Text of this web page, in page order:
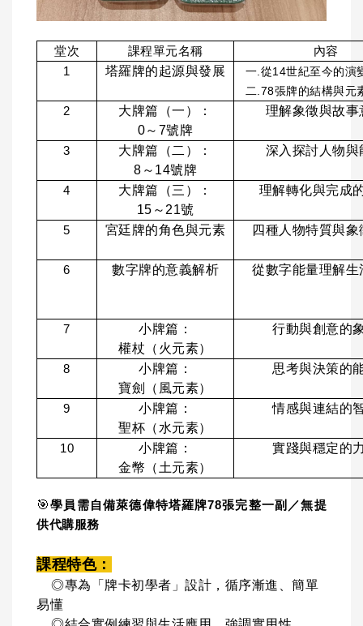
堂次 課程單元名稱
內容
1
塔羅牌的起源與發展
一.從14世紀至今的演
二. 78張牌的結構與元
2
大牌篇（一）：
0～7號牌
理解象徵與故事
3
大牌篇（二）：
8 ～14號牌
深入探討人物與
4
大牌篇（三）：
15 ～21號
理解轉化與完成
5 宮廷牌的角色與元素 四種人物特質與象
6 數字牌的意義解析 從數字能量理解生
7
小牌篇：
權杖（火元素）
行動與創意的
8
小牌篇：
寶劍（風元素）
思考與決策的
9
小牌篇：
聖杯（水元素）
情感與連結的
10
小牌篇：
金幣（土元素）
實踐與穩定的
🎯學員需自備萊德偉特塔羅牌78張完整一副／無提
供代購服務
課程特色：
◎專為「牌卡初學者」設計，循序漸進、簡單
易懂